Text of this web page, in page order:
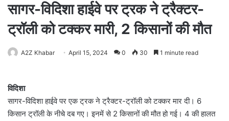
सागर-विदिशा हाईवे पर ट्रक ने ट्रैक्टर-
ट्रॉली को टक्कर मारी, 2 किसानों की मौत
A2Z Khabar April 15, 2024 0 30 1 minute read
विदिशा
सागर-विदिशा हाईवे पर एक ट्रक ने ट्रैक्टर-ट्रॉली को टक्कर मार दी। 6
किसान ट्रॉली के नीचे दब गए। इनमें से 2 किसानों की मौत हो गई। 4 की हालत